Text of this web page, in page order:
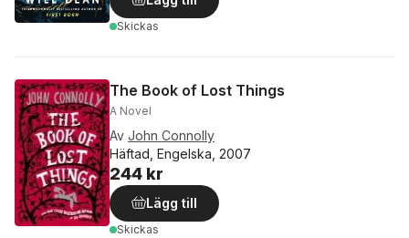
Skickas
The Book of Lost Things
A Novel
Av John Connolly
Häftad, Engelska, 2007
244 kr
Lägg till
Skickas